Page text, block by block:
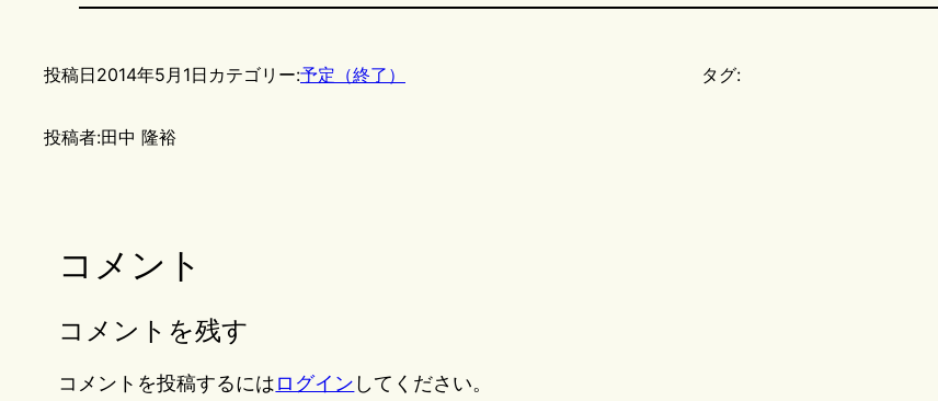
投稿日2014年5月1日 カテゴリー:予定（終了）
投稿者:田中 隆裕
タグ:
コメント
コメントを残す
コメントを投稿するにはログイン してください。